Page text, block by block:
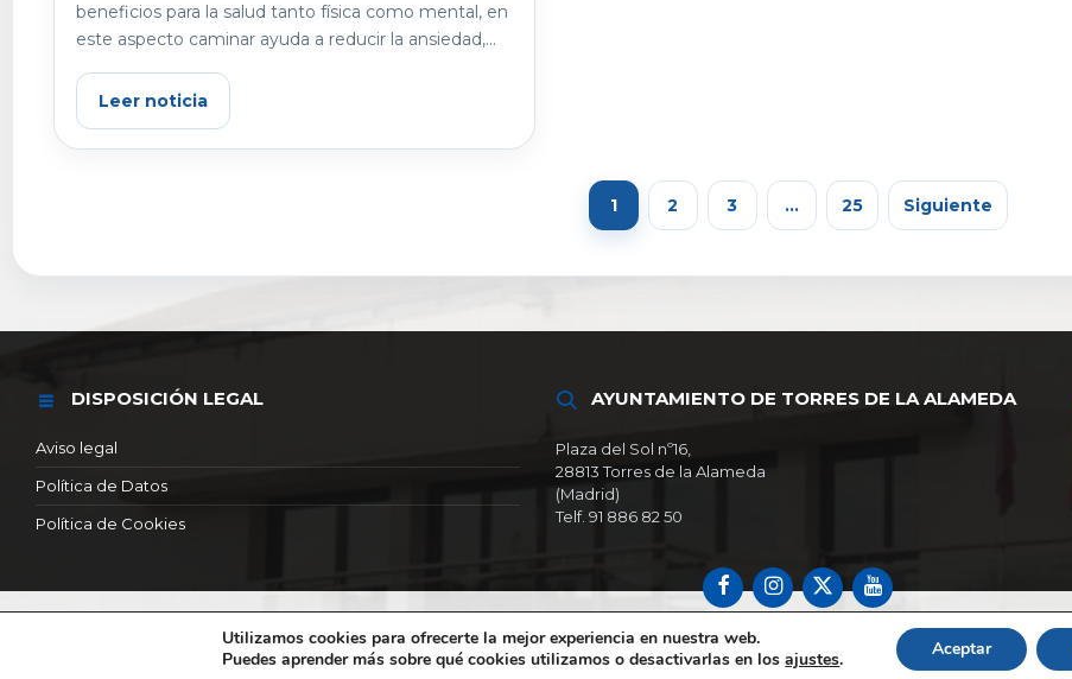
beneficios para la salud tanto física como mental, en
este aspecto caminar ayuda a reducir la ansiedad,...
Leer noticia
1 2 3 … 25 Siguiente
DISPOSICIÓN LEGAL
Aviso legal
Política de Datos
Política de Cookies
AYUNTAMIENTO DE TORRES DE LA ALAMEDA
Plaza del Sol nº16,
28813 Torres de la Alameda
(Madrid)
Telf. 91 886 82 50
FacebookInstagram
X YouTube
© 2026 Ayuntamiento de Torres de la alamedaUtilizamos cookies para ofrecerte la mejor experiencia en nuestra web.
Puedes aprender más sobre qué cookies utilizamos o desactivarlas en losajustes. Aceptar